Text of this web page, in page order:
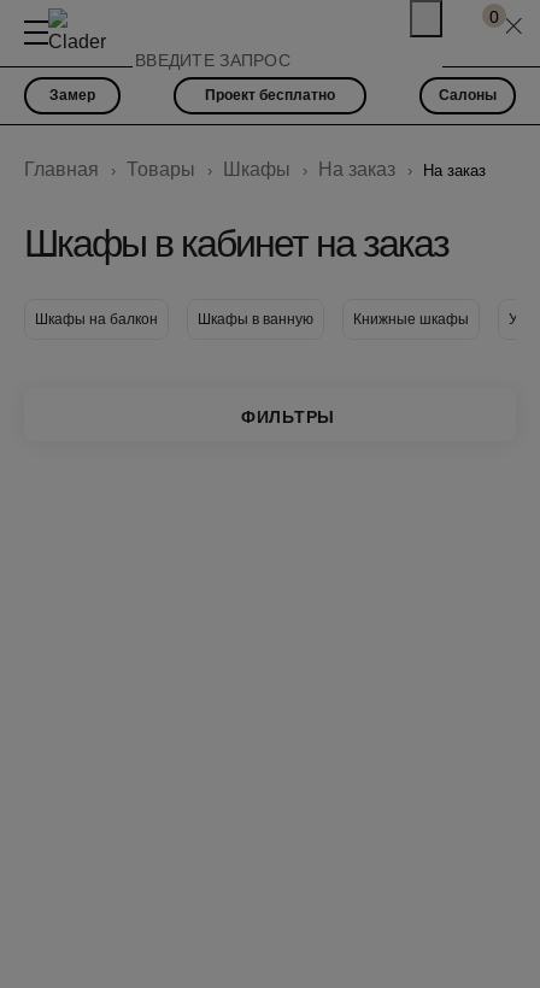
0
Замер Проект бесплатно Салоны
Главная Товары Шкафы На заказ На заказ
Шкафы в кабинет на заказ
Шкафы на балкон Шкафы в ванную Книжные шкафы
ФИЛЬТРЫ